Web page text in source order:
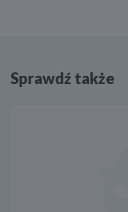
Sprawdź także